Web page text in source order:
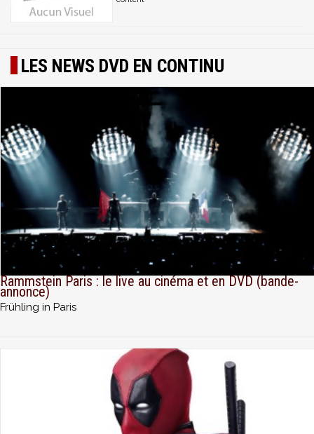
LES NEWS DVD EN CONTINU
Rammstein Paris : le live au cinéma et en DVD (bande-
annonce)
Frühling in Paris